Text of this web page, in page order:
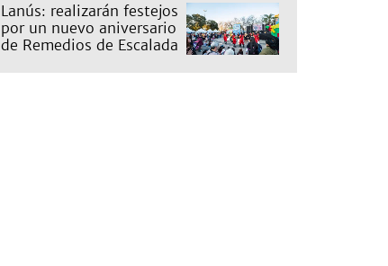
Lanús: realizarán festejos
por un nuevo aniversario
de Remedios de Escalada